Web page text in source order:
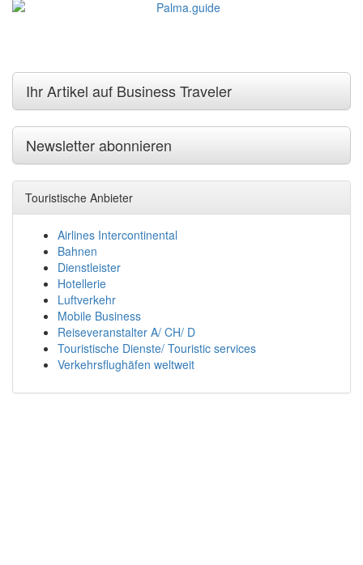
Ihr Artikel auf Business Traveler
Newsletter abonnieren
Touristische Anbieter
Airlines Intercontinental
Bahnen
Dienstleister
Hotellerie
Luftverkehr
Mobile Business
Reiseveranstalter A/ CH/ D
Touristische Dienste/ Touristic services
Verkehrsflughäfen weltweit